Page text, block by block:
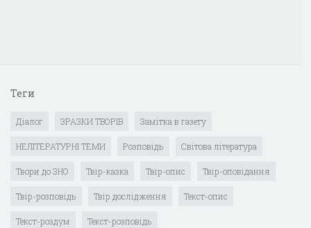
Теги
Діалог ЗРАЗКИ ТВОРІВ Замітка в газету
НЕЛІТЕРАТУРНІ ТЕМИ Розповідь Світова література
Твори до ЗНО Твір-казка Твір-опис Твір-оповідання
Твір-розповідь Твір дослідження Текст-опис
Текст-роздум Текст-розповідь